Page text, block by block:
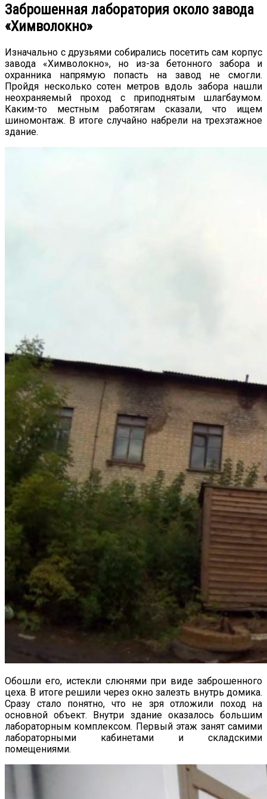
Заброшенная лаборатория около завода
«Химволокно»
Изначально с друзьями собирались посетить сам корпус
завода «Химволокно», но из-за бетонного забора и
охранника напрямую попасть на завод не смогли.
Пройдя несколько сотен метров вдоль забора нашли
неохраняемый проход с приподнятым шлагбаумом.
Каким-то местным работягам сказали, что ищем
шиномонтаж. В итоге случайно набрели на трехэтажное
здание.
Обошли его, истекли слюнями при виде заброшенного
цеха. В итоге решили через окно залезть внутрь домика.
Сразу стало понятно, что не зря отложили поход на
основной объект. Внутри здание оказалось большим
лабораторным комплексом. Первый этаж занят самими
лабораторными кабинетами и складскими
помещениями.